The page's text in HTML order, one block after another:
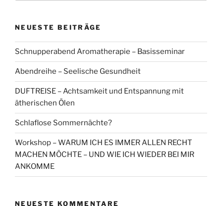
NEUESTE BEITRÄGE
Schnupperabend Aromatherapie – Basisseminar
Abendreihe – Seelische Gesundheit
DUFTREISE – Achtsamkeit und Entspannung mit
ätherischen Ölen
Schlaflose Sommernächte?
Workshop – WARUM ICH ES IMMER ALLEN RECHT
MACHEN MÖCHTE – UND WIE ICH WIEDER BEI MIR
ANKOMME
NEUESTE KOMMENTARE